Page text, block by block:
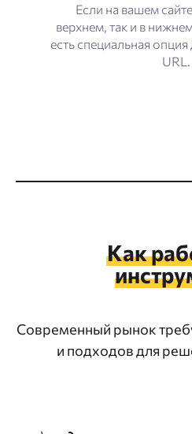
Если на вашем
верхнем, так и в
есть специальная
URL.
Как
Современный рынок
и подходов для